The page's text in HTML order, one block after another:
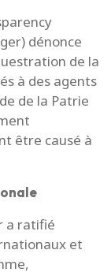
dénonce
de la
à des agents
de la Patrie
être causé à
a ratifié
et